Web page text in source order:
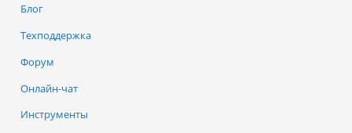
Блог
Техподдержка
Форум
Онлайн-чат
Инструменты